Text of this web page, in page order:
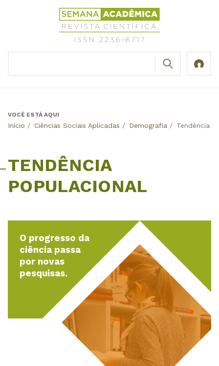
Revista
Científica
Semana
Back
VOCÊ ESTÁ AQUI
Início / Ciências Sociais Aplicadas / Demografia / Tendência
TENDÊNCIA
POPULACIONAL
O progresso da
ciência passa
por novas
pesquisas.